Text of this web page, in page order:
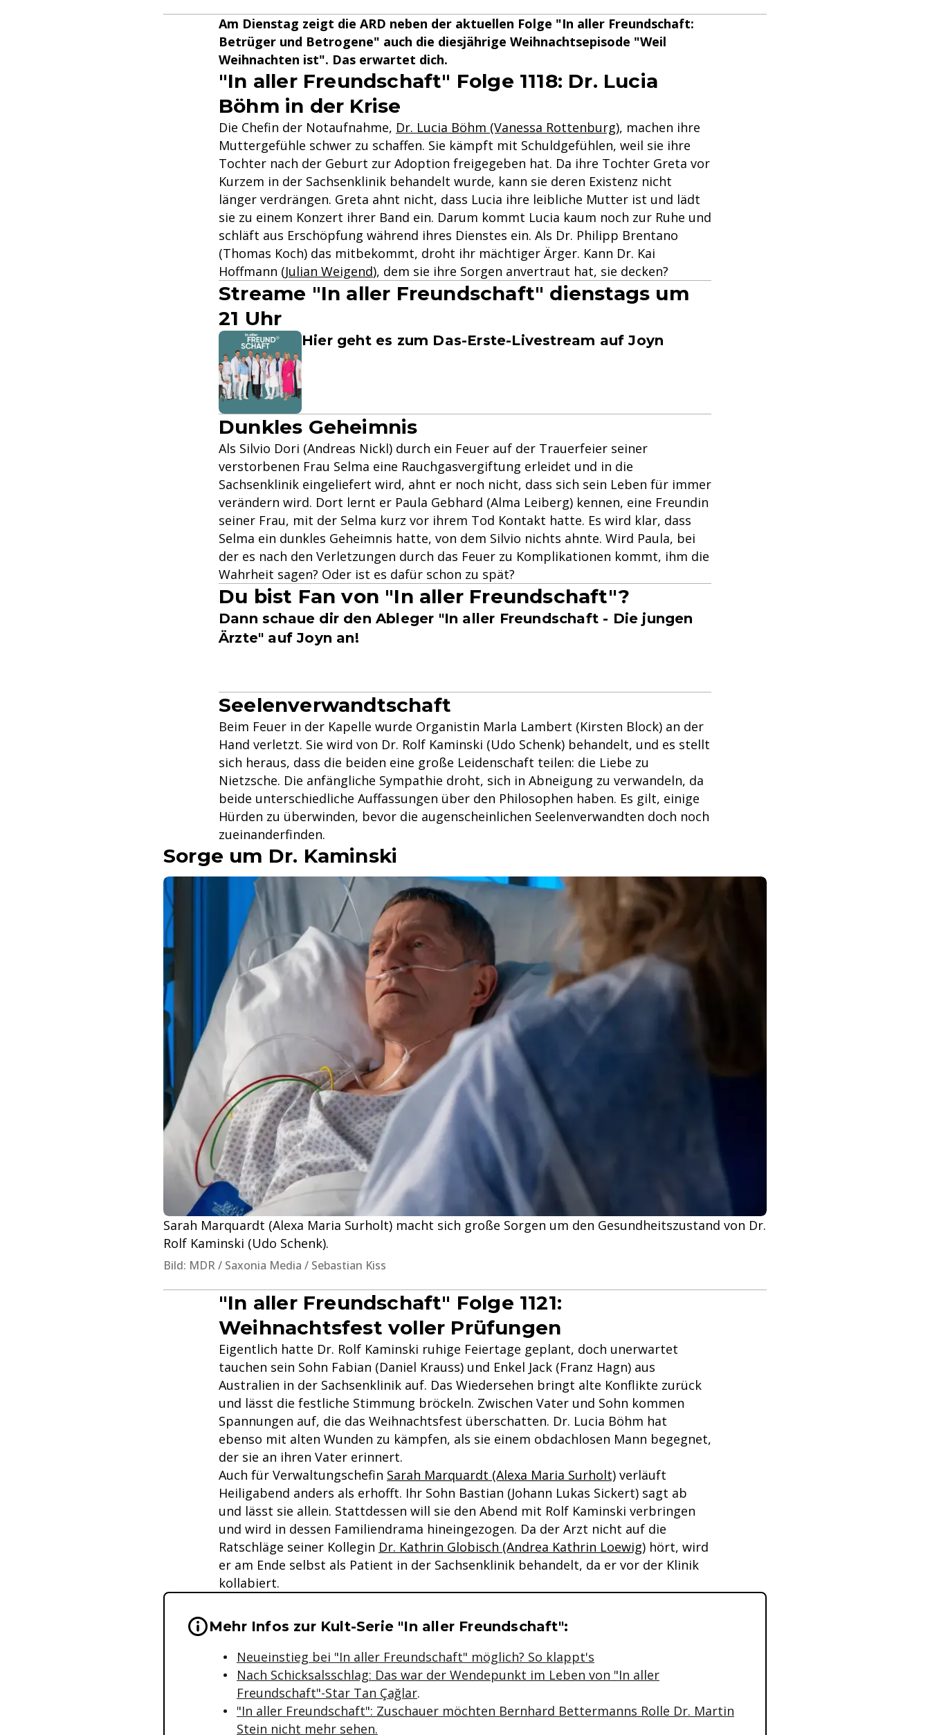
Am Dienstag zeigt die ARD neben der aktuellen Folge "In aller Freundschaft:
Betrüger und Betrogene" auch die diesjährige Weihnachtsepisode "Weil
Weihnachten ist". Das erwartet dich.
"In aller Freundschaft" Folge 1118: Dr. Lucia
Böhm in der Krise
Die Chefin der Notaufnahme, Dr. Lucia Böhm (Vanessa Rottenburg), machen ihre
Muttergefühle schwer zu schaffen. Sie kämpft mit Schuldgefühlen, weil sie ihre
Tochter nach der Geburt zur Adoption freigegeben hat. Da ihre Tochter Greta vor
Kurzem in der Sachsenklinik behandelt wurde, kann sie deren Existenz nicht
länger verdrängen. Greta ahnt nicht, dass Lucia ihre leibliche Mutter ist und lädt
sie zu einem Konzert ihrer Band ein. Darum kommt Lucia kaum noch zur Ruhe und
schläft aus Erschöpfung während ihres Dienstes ein. Als Dr. Philipp Brentano
(Thomas Koch) das mitbekommt, droht ihr mächtiger Ärger. Kann Dr. Kai
Hoffmann (Julian Weigend), dem sie ihre Sorgen anvertraut hat, sie decken?
Streame "In aller Freundschaft" dienstags um
21 Uhr
Hier geht es zum Das-Erste-Livestream auf Joyn
Dunkles Geheimnis
Als Silvio Dori (Andreas Nickl) durch ein Feuer auf der Trauerfeier seiner
verstorbenen Frau Selma eine Rauchgasvergiftung erleidet und in die
Sachsenklinik eingeliefert wird, ahnt er noch nicht, dass sich sein Leben für immer
verändern wird. Dort lernt er Paula Gebhard (Alma Leiberg) kennen, eine Freundin
seiner Frau, mit der Selma kurz vor ihrem Tod Kontakt hatte. Es wird klar, dass
Selma ein dunkles Geheimnis hatte, von dem Silvio nichts ahnte. Wird Paula, bei
der es nach den Verletzungen durch das Feuer zu Komplikationen kommt, ihm die
Wahrheit sagen? Oder ist es dafür schon zu spät?
Du bist Fan von "In aller Freundschaft"?
Dann schaue dir den Ableger "In aller Freundschaft - Die jungen
Ärzte" auf Joyn an!
Seelenverwandtschaft
Beim Feuer in der Kapelle wurde Organistin Marla Lambert (Kirsten Block) an der
Hand verletzt. Sie wird von Dr. Rolf Kaminski (Udo Schenk) behandelt, und es stellt
sich heraus, dass die beiden eine große Leidenschaft teilen: die Liebe zu
Nietzsche. Die anfängliche Sympathie droht, sich in Abneigung zu verwandeln, da
beide unterschiedliche Auffassungen über den Philosophen haben. Es gilt, einige
Hürden zu überwinden, bevor die augenscheinlichen Seelenverwandten doch noch
zueinanderfinden.
Sorge um Dr. Kaminski
Sarah Marquardt (Alexa Maria Surholt) macht sich große Sorgen um den Gesundheitszustand von Dr.
Rolf Kaminski (Udo Schenk).
Bild: MDR / Saxonia Media / Sebastian Kiss
"In aller Freundschaft" Folge 1121:
Weihnachtsfest voller Prüfungen
Eigentlich hatte Dr. Rolf Kaminski ruhige Feiertage geplant, doch unerwartet
tauchen sein Sohn Fabian (Daniel Krauss) und Enkel Jack (Franz Hagn) aus
Australien in der Sachsenklinik auf. Das Wiedersehen bringt alte Konflikte zurück
und lässt die festliche Stimmung bröckeln. Zwischen Vater und Sohn kommen
Spannungen auf, die das Weihnachtsfest überschatten. Dr. Lucia Böhm hat
ebenso mit alten Wunden zu kämpfen, als sie einem obdachlosen Mann begegnet,
der sie an ihren Vater erinnert.
Auch für Verwaltungschefin Sarah Marquardt (Alexa Maria Surholt) verläuft
Heiligabend anders als erhofft. Ihr Sohn Bastian (Johann Lukas Sickert) sagt ab
und lässt sie allein. Stattdessen will sie den Abend mit Rolf Kaminski verbringen
und wird in dessen Familiendrama hineingezogen. Da der Arzt nicht auf die
Ratschläge seiner Kollegin Dr. Kathrin Globisch (Andrea Kathrin Loewig) hört, wird
er am Ende selbst als Patient in der Sachsenklinik behandelt, da er vor der Klinik
kollabiert.
Wichtige Hinweise & Informationen zum Inhalt
Mehr Infos zur Kult-Serie "In aller Freundschaft":
Neueinstieg bei "In aller Freundschaft" möglich? So klappt's
Nach Schicksalsschlag: Das war der Wendepunkt im Leben von "In aller
Freundschaft"-Star Tan Çağlar.
"In aller Freundschaft": Zuschauer möchten Bernhard Bettermanns Rolle Dr. Martin
Stein nicht mehr sehen.